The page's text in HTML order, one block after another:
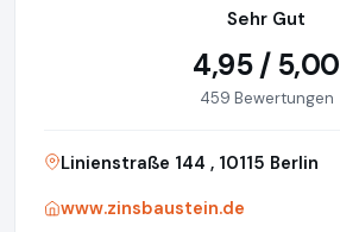
Sehr Gut
4,95 / 5,00
459 Bewertungen
Linienstraße 144 , 10115 Berlin
www.zinsbaustein.de